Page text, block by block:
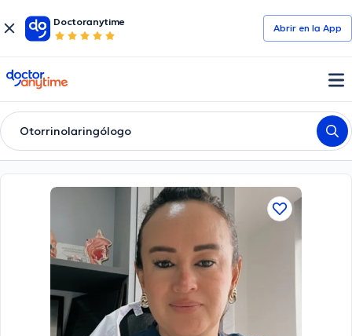
Doctoranytime
Abrir en la App
doctoranytime
Otorrinolaringólogo